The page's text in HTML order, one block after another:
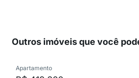
Outros imóveis que você
Apartamento